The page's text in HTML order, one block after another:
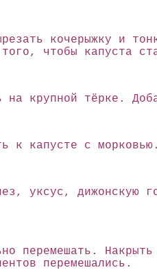
кочерыжку и
чтобы капуста
на крупной тёрке.
к капусте с морковью.
уксус, дижонскую
перемешать.
перемешались.